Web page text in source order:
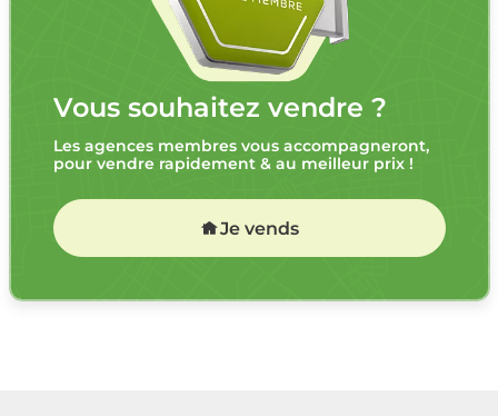
Vous souhaitez vendre ?
Les agences membres vous accompagneront,
pour vendre rapidement & au meilleur prix !
Je vends